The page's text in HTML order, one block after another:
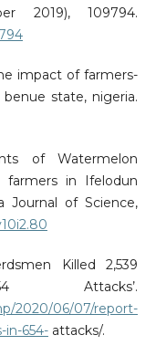
2019), 109794.
impact of farmers-
state, nigeria.
of Watermelon
in Ifelodun
Journal of Science,
Killed 2,539
Attacks’.
2020/06/07/report-
in-654-attacks/.